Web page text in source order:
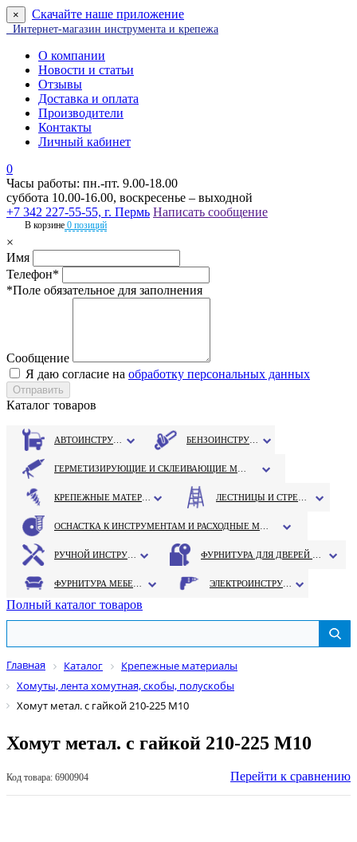
× Скачайте наше приложение
Интернет-магазин инструмента и крепежа
О компании
Новости и статьи
Отзывы
Доставка и оплата
Производители
Контакты
Личный кабинет
0
Часы работы: пн.-пт. 9.00-18.00
суббота 10.00-16.00, воскресенье – выходной
+7 342 227-55-55, г. Пермь Написать сообщение
В корзине 0 позиций
×
Имя
Телефон*
*Поле обязательное для заполнения
Сообщение
Я даю согласие на обработку персональных данных
Каталог товаров
Полный каталог товаров
Главная Каталог
Крепежные материалы
Хомуты, лента хомутная, скобы, полускобы
Хомут метал. с гайкой 210-225 М10
Хомут метал. с гайкой 210-225 М10
Код товара: 6900904 Перейти к сравнению